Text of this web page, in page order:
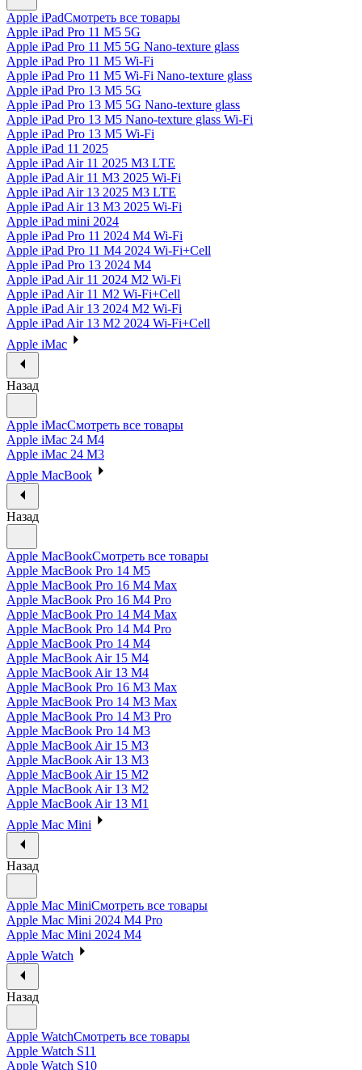
Apple iPadСмотреть все товары
Apple iPad Pro 11 M5 5G
Apple iPad Pro 11 M5 5G Nano-texture glass
Apple iPad Pro 11 M5 Wi-Fi
Apple iPad Pro 11 M5 Wi-Fi Nano-texture glass
Apple iPad Pro 13 M5 5G
Apple iPad Pro 13 M5 5G Nano-texture glass
Apple iPad Pro 13 M5 Nano-texture glass Wi-Fi
Apple iPad Pro 13 M5 Wi-Fi
Apple iPad 11 2025
Apple iPad Air 11 2025 M3 LTE
Apple iPad Air 11 M3 2025 Wi-Fi
Apple iPad Air 13 2025 M3 LTE
Apple iPad Air 13 M3 2025 Wi-Fi
Apple iPad mini 2024
Apple iPad Pro 11 2024 M4 Wi-Fi
Apple iPad Pro 11 M4 2024 Wi-Fi+Cell
Apple iPad Pro 13 2024 M4
Apple iPad Air 11 2024 M2 Wi-Fi
Apple iPad Air 11 M2 Wi-Fi+Cell
Apple iPad Air 13 2024 M2 Wi-Fi
Apple iPad Air 13 M2 2024 Wi-Fi+Cell
Apple iMac
Назад
Apple iMacСмотреть все товары
Apple iMac 24 M4
Apple iMac 24 M3
Apple MacBook
Назад
Apple MacBookСмотреть все товары
Apple MacBook Pro 14 M5
Apple MacBook Pro 16 M4 Max
Apple MacBook Pro 16 M4 Pro
Apple MacBook Pro 14 M4 Max
Apple MacBook Pro 14 M4 Pro
Apple MacBook Pro 14 M4
Apple MacBook Air 15 M4
Apple MacBook Air 13 M4
Apple MacBook Pro 16 M3 Max
Apple MacBook Pro 14 M3 Max
Apple MacBook Pro 14 M3 Pro
Apple MacBook Pro 14 M3
Apple MacBook Air 15 M3
Apple MacBook Air 13 M3
Apple MacBook Air 15 M2
Apple MacBook Air 13 M2
Apple MacBook Air 13 M1
Apple Mac Mini
Назад
Apple Mac MiniСмотреть все товары
Apple Mac Mini 2024 M4 Pro
Apple Mac Mini 2024 M4
Apple Watch
Назад
Apple WatchСмотреть все товары
Apple Watch S11
Apple Watch S10